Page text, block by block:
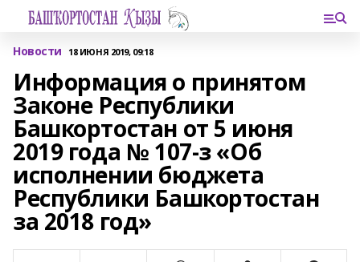
Новости 18 ИЮНЯ 2019, 09:18
Информация о принятом
Законе Республики
Башкортостан от 5 июня
2019 года № 107-з «Об
исполнении бюджета
Республики Башкортостан
за 2018 год»